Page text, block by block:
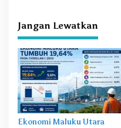
s
Jangan Lewatkan
Ekonomi Maluku Utara